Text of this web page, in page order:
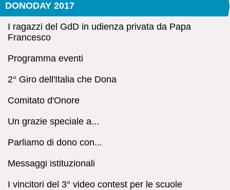
DONODAY 2017
I ragazzi del GdD in udienza privata da Papa
Francesco
Programma eventi
2° Giro dell'Italia che Dona
Comitato d'Onore
Un grazie speciale a...
Parliamo di dono con...
Messaggi istituzionali
I vincitori del 3° video contest per le scuole